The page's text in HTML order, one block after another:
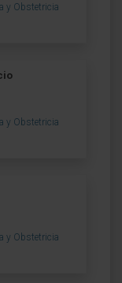
y Obstetricia
y Obstetricia
y Obstetricia